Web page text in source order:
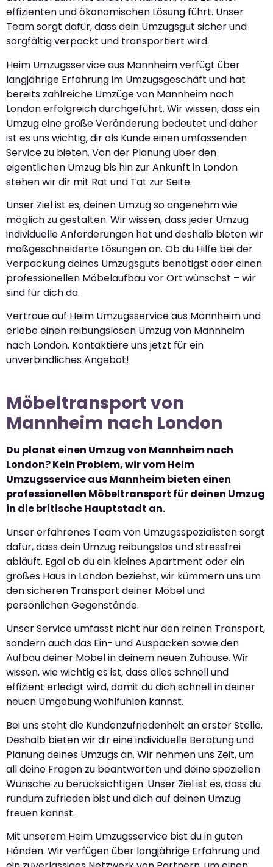
effizienten und ökonomischen Lösung führt. Unser
Team sorgt dafür, dass dein Umzugsgut sicher und
sorgfältig verpackt und transportiert wird.
Heim Umzugsservice aus Mannheim verfügt über
langjährige Erfahrung im Umzugsgeschäft und hat
bereits zahlreiche Umzüge von Mannheim nach
London erfolgreich durchgeführt. Wir wissen, dass ein
Umzug eine große Veränderung bedeutet und daher
ist es uns wichtig, dir als Kunde einen umfassenden
Service zu bieten. Von der Planung über den
eigentlichen Umzug bis hin zur Ankunft in London
stehen wir dir mit Rat und Tat zur Seite.
Unser Ziel ist es, deinen Umzug so angenehm wie
möglich zu gestalten. Wir wissen, dass jeder Umzug
individuelle Anforderungen hat und deshalb bieten wir
maßgeschneiderte Lösungen an. Ob du Hilfe bei der
Verpackung deines Umzugsguts benötigst oder einen
professionellen Möbelaufbau vor Ort wünschst – wir
sind für dich da.
Vertraue auf Heim Umzugsservice aus Mannheim und
erlebe einen reibungslosen Umzug von Mannheim
nach London. Kontaktiere uns jetzt für ein
unverbindliches Angebot!
Möbeltransport von
Mannheim nach London
Du planst einen Umzug von Mannheim nach
London? Kein Problem, wir vom Heim
Umzugsservice aus Mannheim bieten einen
professionellen Möbeltransport für deinen Umzug
in die britische Hauptstadt an.
Unser erfahrenes Team von Umzugsspezialisten sorgt
dafür, dass dein Umzug reibungslos und stressfrei
abläuft. Egal ob du ein kleines Apartment oder ein
großes Haus in London beziehst, wir kümmern uns um
den sicheren Transport deiner Möbel und
persönlichen Gegenstände.
Unser Service umfasst nicht nur den reinen Transport,
sondern auch das Ein- und Auspacken sowie den
Aufbau deiner Möbel in deinem neuen Zuhause. Wir
wissen, wie wichtig es ist, dass alles schnell und
effizient erledigt wird, damit du dich schnell in deiner
neuen Umgebung wohlfühlen kannst.
Bei uns steht die Kundenzufriedenheit an erster Stelle.
Deshalb bieten wir dir eine individuelle Beratung und
Planung deines Umzugs an. Wir nehmen uns Zeit, um
all deine Fragen zu beantworten und deine speziellen
Wünsche zu berücksichtigen. Unser Ziel ist es, dass du
rundum zufrieden bist und dich auf deinen Umzug
freuen kannst.
Mit unserem Heim Umzugsservice bist du in guten
Händen. Wir verfügen über langjährige Erfahrung und